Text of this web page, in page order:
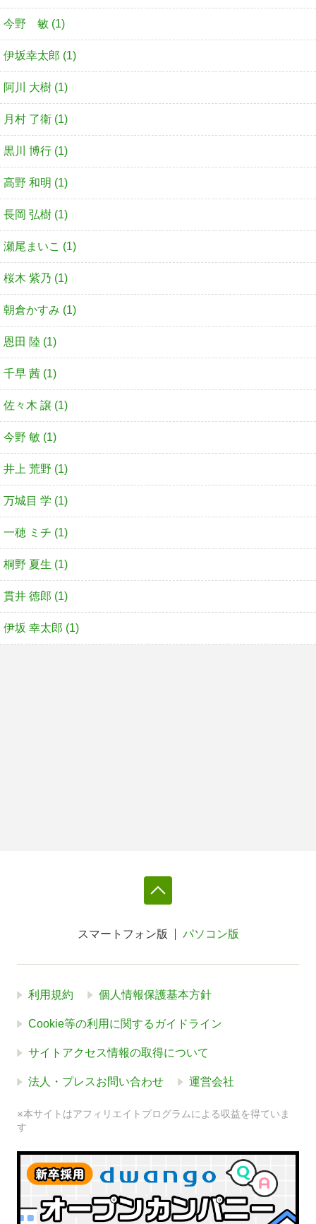
今野 敏 (1)
伊坂幸太郎 (1)
阿川 大樹 (1)
月村 了衛 (1)
黒川 博行 (1)
高野 和明 (1)
長岡 弘樹 (1)
瀬尾まいこ (1)
桜木 紫乃 (1)
朝倉かすみ (1)
恩田 陸 (1)
千早 茜 (1)
佐々木 譲 (1)
今野 敏 (1)
井上 荒野 (1)
万城目 学 (1)
一穂 ミチ (1)
桐野 夏生 (1)
貫井 徳郎 (1)
伊坂 幸太郎 (1)
スマートフォン版 パソコン版
利用規約 個人情報保護基本方針
Cookie等の利用に関するガイドライン
サイトアクセス情報の取得について
法人・プレスお問い合わせ 運営会社
※本サイトはアフィリエイトプログラムによる収益を得ていま
す